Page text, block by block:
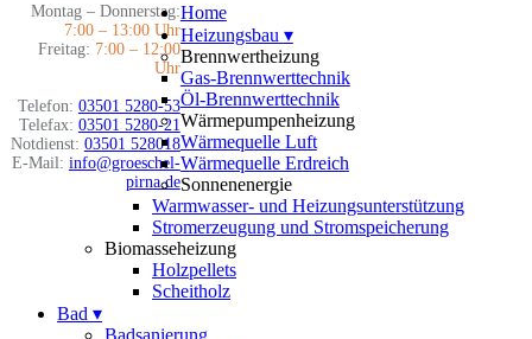
Montag – Donnerstag:
7:00 – 13:00 Uhr
Freitag: 7:00 – 12:00
Uhr
Telefon: 03501 5280-53
Telefax: 03501 5280-21
Notdienst: 03501 528018
E-Mail: info@groeschel-
pirna.de
Home
Heizungsbau ▾
Brennwertheizung
Gas-Brennwerttechnik
Öl-Brennwerttechnik
Wärmepumpenheizung
Wärmequelle Luft
Wärmequelle Erdreich
Sonnenenergie
Warmwasser- und Heizungsunterstützung
Stromerzeugung und Stromspeicherung
Biomasseheizung
Holzpellets
Scheitholz
Bad ▾
Badsanierung